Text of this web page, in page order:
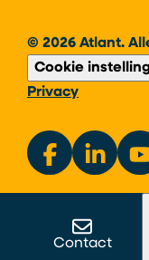
© 2026 Atlant.
Cookie
Privacy
Contact